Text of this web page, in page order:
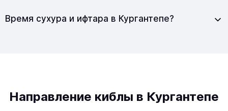
Время сухура и ифтара в Кургантепе?
Направление киблы в Кургантепе